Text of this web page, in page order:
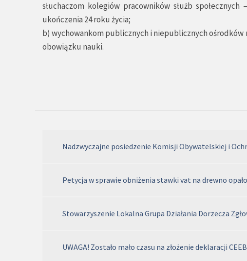
słuchaczom kolegiów pracowników służb
ukończenia 24 roku życia;
b) wychowankom publicznych i niepublicznych
obowiązku nauki.
Nadzwyczajne posiedzenie Komisji Obywatelskiej i
Petycja w sprawie obniżenia stawki vat na drewno
Stowarzyszenie Lokalna Grupa Działania Dorzecza
UWAGA! Zostało mało czasu na złożenie deklaracji CEEB